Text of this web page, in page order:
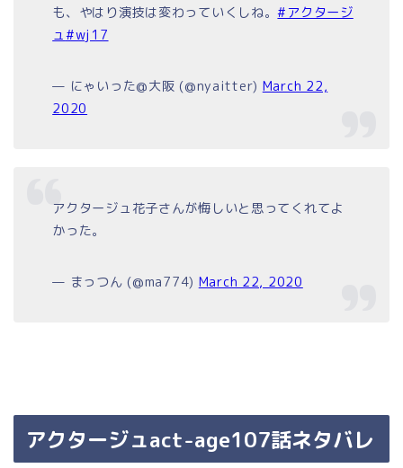
も、やはり演技は変わっていくしね。#アクタージ
ュ#wj17
— にゃいった@大阪 (@nyaitter) March 22,
2020
アクタージュ花子さんが悔しいと思ってくれてよ
かった。
— まっつん (@ma774) March 22, 2020
アクタージュact-age107話ネタバレ